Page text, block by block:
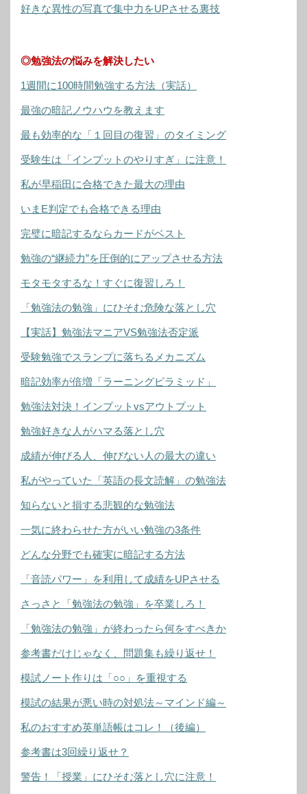
好きな異性の写真で集中力をUPさせる裏技
◎勉強法の悩みを解決したい
1週間に100時間勉強する方法（実話）
最強の暗記ノウハウを教えます
最も効率的な「１回目の復習」のタイミング
受験生は「インプットのやりすぎ」に注意！
私が早稲田に合格できた最大の理由
いまE判定でも合格できる理由
完璧に暗記するならカードがベスト
勉強の“継続力”を圧倒的にアップさせる方法
モタモタするな！すぐに復習しろ！
「勉強法の勉強」にひそむ危険な落とし穴
【実話】勉強法マニアVS勉強法否定派
受験勉強でスランプに落ちるメカニズム
暗記効率が倍増「ラーニングピラミッド」
勉強法対決！インプットvsアウトプット
勉強好きな人がハマる落とし穴
成績が伸びる人、伸びない人の最大の違い
私がやっていた「英語の長文読解」の勉強法
知らないと損する悲観的な勉強法
一気に終わらせた方がいい勉強の3条件
どんな分野でも確実に暗記する方法
「音読パワー」を利用して成績をUPさせる
さっさと「勉強法の勉強」を卒業しろ！
「勉強法の勉強」が終わったら何をすべきか
参考書だけじゃなく、問題集も繰り返せ！
模試ノート作りは「○○」を重視する
模試の結果が悪い時の対処法～マインド編～
私のおすすめ英単語帳はコレ！（後編）
参考書は3回繰り返せ？
警告！「授業」にひそむ落とし穴に注意！